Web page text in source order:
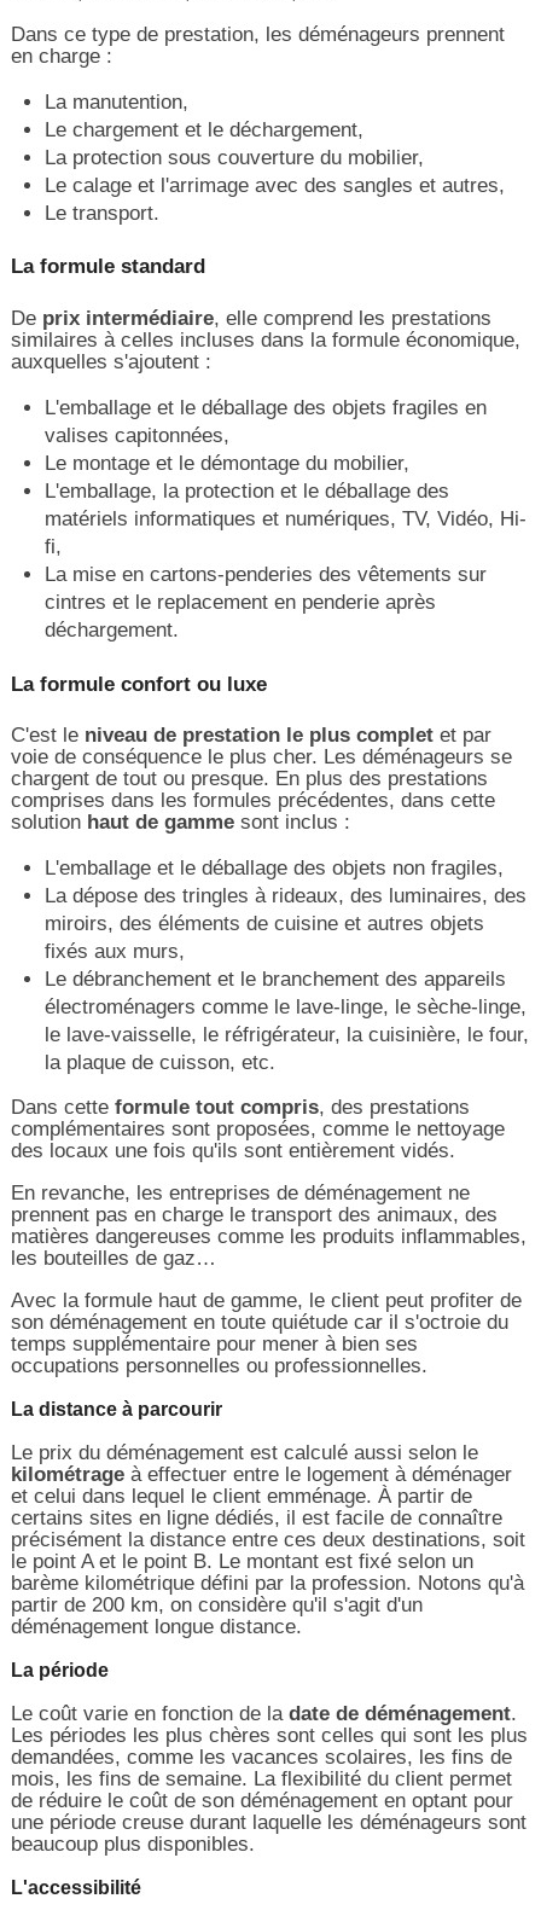
Dans ce type de prestation, les déménageurs prennent
en charge :
La manutention,
Le chargement et le déchargement,
La protection sous couverture du mobilier,
Le calage et l'arrimage avec des sangles et autres,
Le transport.
La formule standard
De prix intermédiaire, elle comprend les prestations
similaires à celles incluses dans la formule économique,
auxquelles s'ajoutent :
L'emballage et le déballage des objets fragiles en
valises capitonnées,
Le montage et le démontage du mobilier,
L'emballage, la protection et le déballage des
matériels informatiques et numériques, TV, Vidéo, Hi-
fi,
La mise en cartons-penderies des vêtements sur
cintres et le replacement en penderie après
déchargement.
La formule confort ou luxe
C'est le niveau de prestation le plus completet par
voie de conséquence le plus cher. Les déménageurs se
chargent de tout ou presque. En plus des prestations
comprises dans les formules précédentes, dans cette
solution haut de gammesont inclus :
L'emballage et le déballage des objets non fragiles,
La dépose des tringles à rideaux, des luminaires, des
miroirs, des éléments de cuisine et autres objets
fixés aux murs,
Le débranchement et le branchement des appareils
électroménagers comme le lave-linge, le sèche-linge,
le lave-vaisselle, le réfrigérateur, la cuisinière, le four,
la plaque de cuisson, etc.
Dans cette formule tout compris, des prestations
complémentaires sont proposées, comme le nettoyage
des locaux une fois qu'ils sont entièrement vidés.
En revanche, les entreprises de déménagement ne
prennent pas en charge le transport des animaux, des
matières dangereuses comme les produits inflammables,
les bouteilles de gaz…
Avec la formule haut de gamme, le client peut profiter de
son déménagement en toute quiétude car il s'octroie du
temps supplémentaire pour mener à bien ses
occupations personnelles ou professionnelles.
La distance à parcourir
Le prix du déménagement est calculé aussi selon le
kilométrageà effectuer entre le logement à déménager
et celui dans lequel le client emménage. À partir de
certains sites en ligne dédiés, il est facile de connaître
précisément la distance entre ces deux destinations, soit
le point A et le point B. Le montant est fixé selon un
barème kilométrique défini par la profession. Notons qu'à
partir de 200 km, on considère qu'il s'agit d'un
déménagement longue distance.
La période
Le coût varie en fonction de la date de déménagement.
Les périodes les plus chères sont celles qui sont les plus
demandées, comme les vacances scolaires, les fins de
mois, les fins de semaine. La flexibilité du client permet
de réduire le coût de son déménagement en optant pour
une période creuse durant laquelle les déménageurs sont
beaucoup plus disponibles.
L'accessibilité